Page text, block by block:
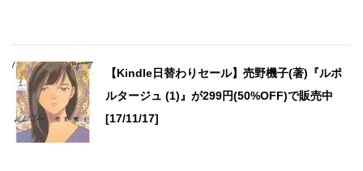
【Kindle日替わりセール】売野機子(著)『ルポ
ルタージュ (1)』が299円(50%OFF)で販売中
[17/11/17]